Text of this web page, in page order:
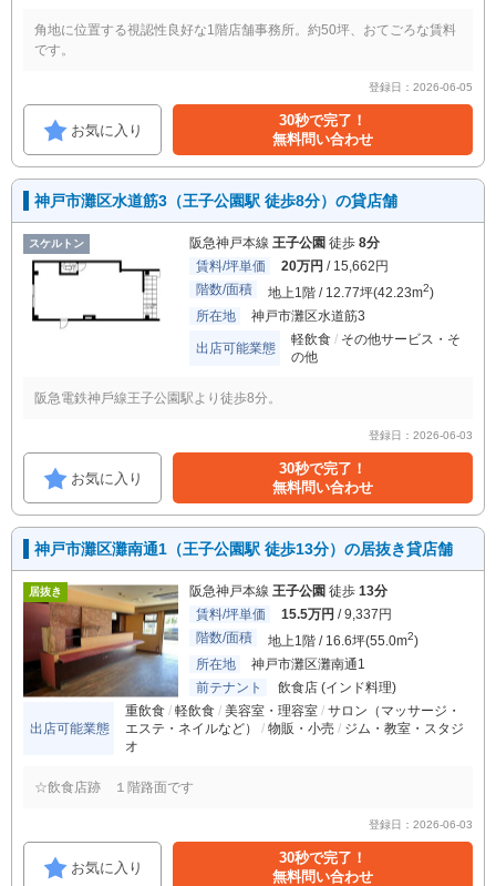
角地に位置する視認性良好な1階店舗事務所。約50坪、おてごろな賃料
です。
登録日：2026-06-05
お気に入り
30秒で完了！
無料問い合わせ
神戸市灘区水道筋3（王子公園駅 徒歩8分）の貸店舗
スケルトン 阪急神戸本線 王子公園 徒歩 8分
賃料/坪単価
20万円 / 15,662円
階数/面積
地上1階 / 12.77坪(42.23m2)
所在地
神戸市灘区水道筋3
出店可能業態
軽飲食
その他サービス・そ
の他
阪急電鉄神⼾線王⼦公園駅より徒歩8分。
登録日：2026-06-03
お気に入り
30秒で完了！
無料問い合わせ
神戸市灘区灘南通1（王子公園駅 徒歩13分）の居抜き貸店舗
居抜き 阪急神戸本線 王子公園 徒歩 13分
賃料/坪単価
15.5万円 / 9,337円
階数/面積
地上1階 / 16.6坪(55.0m2)
所在地
神戸市灘区灘南通1
前テナント
飲食店 (インド料理)
出店可能業態
重飲食 軽飲食 美容室・理容室
サロン（マッサージ・
エステ・ネイルなど）
物販・小売
ジム・教室・スタジ
オ
☆飲食店跡 １階路面です
登録日：2026-06-03
お気に入り
30秒で完了！
無料問い合わせ